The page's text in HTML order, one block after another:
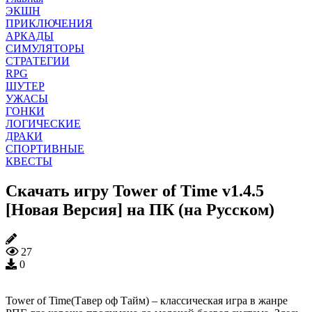
ЭКШН
ПРИКЛЮЧЕНИЯ
АРКАДЫ
СИМУЛЯТОРЫ
СТРАТЕГИИ
RPG
ШУТЕР
УЖАСЫ
ГОНКИ
ЛОГИЧЕСКИЕ
ДРАКИ
СПОРТИВНЫЕ
КВЕСТЫ
Скачать игру Tower of Time v1.4.5
[Новая Версия] на ПК (на Русском)
27
0
Tower of Time(Тавер оф Тайм) – классическая игра в жанре